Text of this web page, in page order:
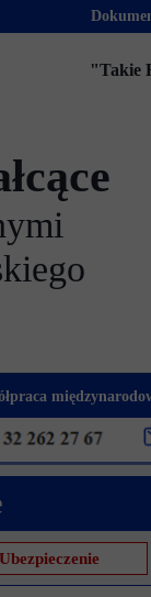
Ubezpieczenie
Erasmus+
Youth For
International
"Takie